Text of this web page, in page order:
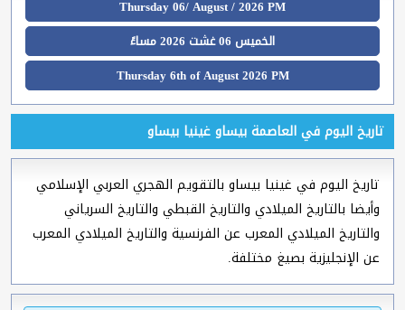
Thursday 06/ August / 2026 PM
الخميس 06 غشت 2026 مساءً
Thursday 6th of August 2026 PM
تاريخ اليوم في العاصمة بيساو غينيا بيساو
تاريخ اليوم في غينيا بيساو بالتقويم الهجري العربي الإسلامي
وأيضا بالتاريخ الميلادي والتاريخ القبطي والتاريخ السرياني
والتاريخ الميلادي المعرب عن الفرنسية والتاريخ الميلادي المعرب
عن الإنجليزية بصيغ مختلفة.